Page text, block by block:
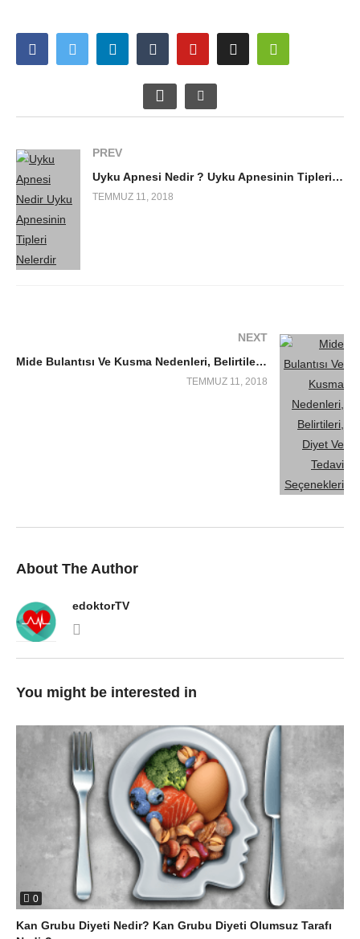
PREV
Uyku Apnesi Nedir ? Uyku Apnesinin Tipleri Nelerdir ?
TEMMUZ 11, 2018
NEXT
Mide Bulantısı Ve Kusma Nedenleri, Belirtileri, Diyet Ve Tedavi Seçenekleri
TEMMUZ 11, 2018
About The Author
edoktorTV
You might be interested in
0
Kan Grubu Diyeti Nedir? Kan Grubu Diyeti Olumsuz Tarafı